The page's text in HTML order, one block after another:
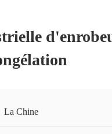
La Chine